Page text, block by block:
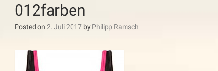
012farben
Posted on 2. Juli 2017 by Philipp Ramsch